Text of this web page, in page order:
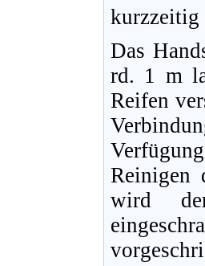
kurzzeitig
Das
rd. 1 m
Reifen
Reinigen
wird